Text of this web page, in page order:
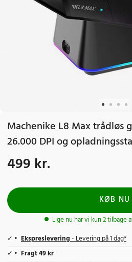
Machenike L8 Max trådløs
26.000 DPI og
Pris:499 kr.
499 kr.
KØB NU
Lige nu har vi kun 2 tilbage
Ekspreslevering- Levering på 1 dag*
Fragt 49 kr